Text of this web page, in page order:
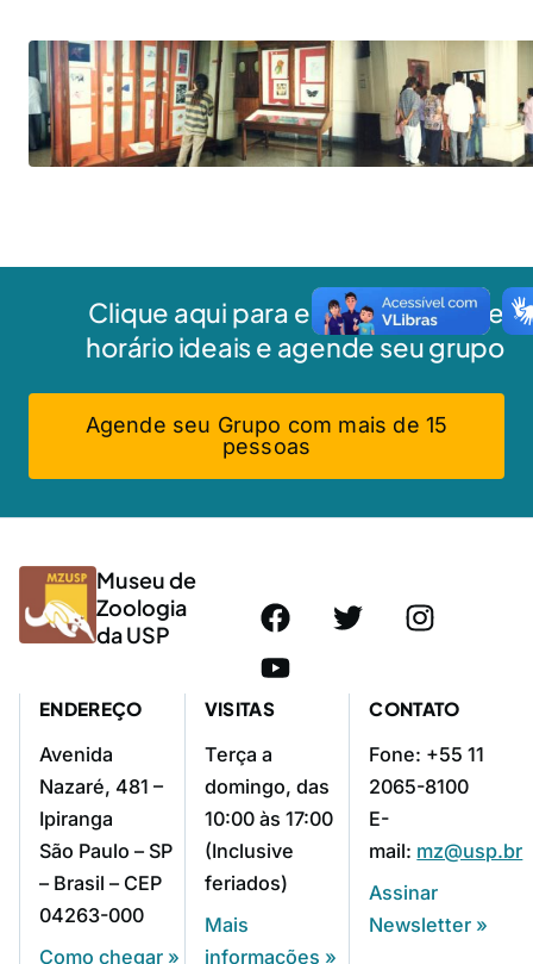
Clique aqui para escolher a data e
horário ideais e agende seu grupo
Agende seu Grupo com mais de 15
pessoas
Museu de
Zoologia
da USP
ENDEREÇO
Avenida
Nazaré, 481 –
Ipiranga
São Paulo – SP
– Brasil – CEP
04263-000
Como chegar »
VISITAS
Terça a
domingo, das
10:00 às 17:00
(Inclusive
feriados)
Mais
informações »
CONTATO
Fone: +55 11
2065-8100
E-
mail: mz@usp.br
Assinar
Newsletter »